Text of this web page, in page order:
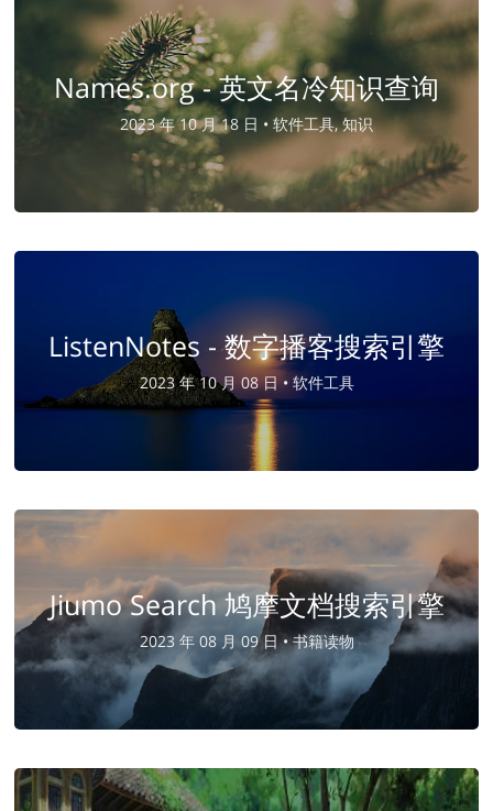
Names.org - 英文名冷知识查询
2023 年 10 月 18 日 • 软件工具, 知识
ListenNotes - 数字播客搜索引擎
2023 年 10 月 08 日 • 软件工具
Jiumo Search 鸠摩文档搜索引擎
2023 年 08 月 09 日 •书籍读物